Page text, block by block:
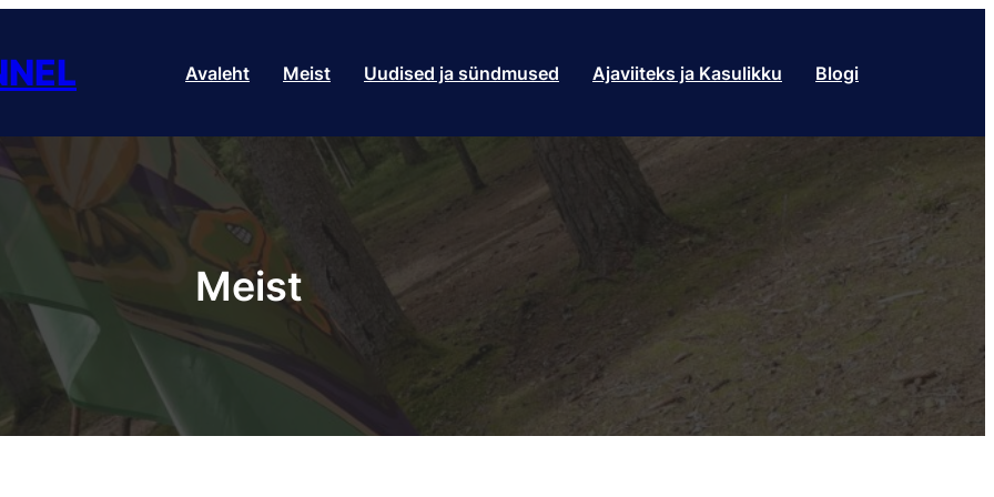
Avaleht Meist Uudised ja sündmused Ajaviiteks ja Kasulikku Blogi
Meist